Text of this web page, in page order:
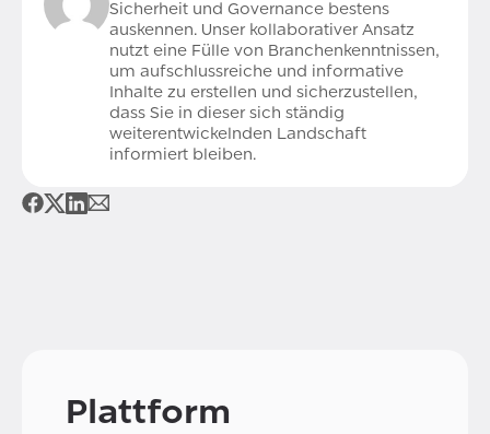
Sicherheit und Governance bestens
auskennen. Unser kollaborativer Ansatz
nutzt eine Fülle von Branchenkenntnissen,
um aufschlussreiche und informative
Inhalte zu erstellen und sicherzustellen,
dass Sie in dieser sich ständig
weiterentwickelnden Landschaft
informiert bleiben.
Plattform